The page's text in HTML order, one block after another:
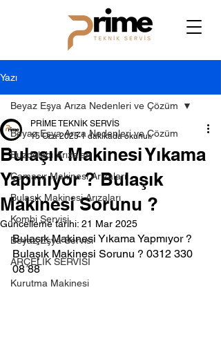
Yazı
Beyaz Eşya Arıza Nedenleri ve Çözüm
Buzdolabı Arızaları
Çamaşır Makinesi Arızaları
Bulaşık Makinesi Arızaları
Kombi Servisi
Beyaz Eşya Servisi
ARÇELİK SERVİSİ
Kurutma Makinesi
Beyaz Eşya Arıza Nedenleri ve Çözüm
Bulaşık Makinesi Yıkama
Yapmıyor ? Bulaşık
Makinesi Sorunu ?
PRİME TEKNİK SERVİS
15 Oca 2025 1 dakikada okunur
Güncelleme tarihi: 21 Mar 2025
Bulaşık Makinesi Yıkama Yapmıyor ?
Bulaşık Makinesi Sorunu ? 0312 330
08 88